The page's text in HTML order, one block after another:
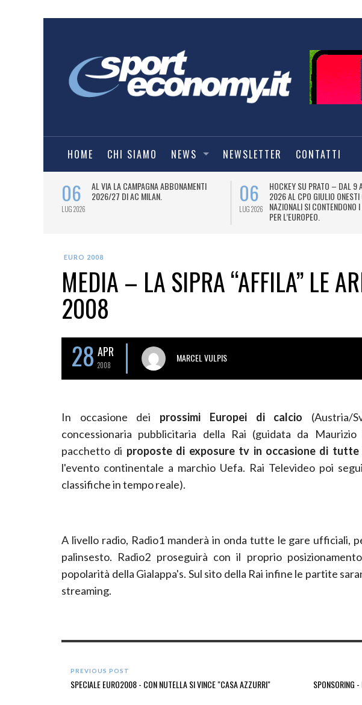
HOME CHI SIAMO NEWS NEWSLETTER CONTATTI
06
LUG 2026
AL VIA LA CAMPAGNA ABBONAMENTI
2026/27 DI AC MILAN.
06
LUG 2026
HOCKEY SU PRATO – DAL 9
2026 AL CPO GIULIO ONESTI
NAZIONALI SI CONTENDONO
PER L’EUROPEO.
EURO 2008
MEDIA – LA SIPRA “AFFILA” LE
2008
28 APR
2008
MARCEL VULPIS
In occasione dei prossimi Europei di calcio (Austria/
concessionaria pubblicitaria della Rai (guidata da
pacchetto di proposte di exposure tv in occasione di
l'evento continentale a marchio Uefa. Rai Televideo poi
classifiche in tempo reale).
A livello radio, Radio1 manderà in onda tutte le gare ufficiali,
palinsesto. Radio2 proseguirà con il proprio
popolarità della Gialappa's. Sul sito della Rai infine le partite
streaming.
PREVIOUS POST
SPECIALE EURO2008 - CON NUTELLA SI VINCE "CASA AZZURRI" SPONSORING